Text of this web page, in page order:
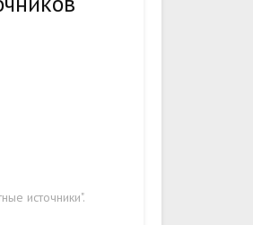
источники".